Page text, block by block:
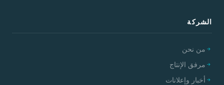
الشركة
من نحن
مرفق الإنتاج
أخبار وإعلانات